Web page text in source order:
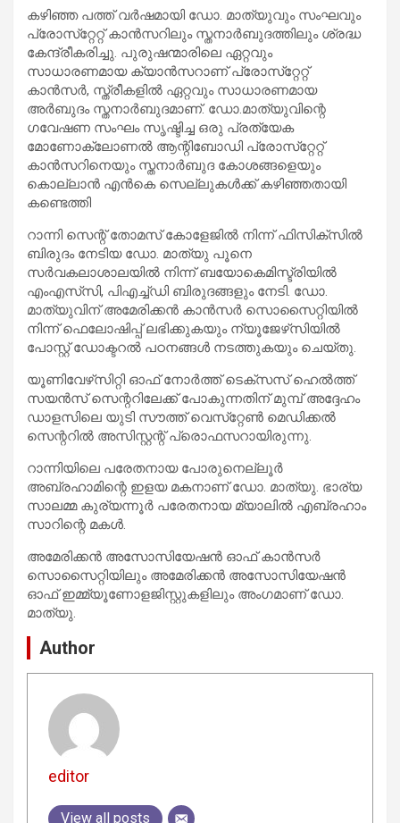
കഴിഞ്ഞ പത്ത് വര്‍ഷമായി ഡോ. മാത്യുവും സംഘവും
പ്രോസ്‌റ്റേറ്റ് കാന്‍സറിലും സ്തനാര്‍ബുദത്തിലും ശ്രദ്ധ
കേന്ദ്രീകരിച്ചു. പുരുഷന്മാരിലെ ഏറ്റവും
സാധാരണമായ ക്യാന്‍സറാണ് പ്രോസ്‌റ്റേറ്റ്
കാന്‍സര്‍, സ്ത്രീകളില്‍ ഏറ്റവും സാധാരണമായ
അര്‍ബുദം സ്തനാര്‍ബുദമാണ്. ഡോ.മാത്യുവിന്റെ
ഗവേഷണ സംഘം സൃഷ്ടിച്ച ഒരു പ്രത്യേക
മോണോക്ലോണല്‍ ആന്റിബോഡി പ്രോസ്‌റ്റേറ്റ്
കാന്‍സറിനെയും സ്തനാര്‍ബുദ കോശങ്ങളെയും
കൊല്ലാന്‍ എന്‍കെ സെല്ലുകള്‍ക്ക് കഴിഞ്ഞതായി
കണ്ടെത്തി
റാന്നി സെന്റ് തോമസ് കോളേജില്‍ നിന്ന് ഫിസിക്‌സില്‍
ബിരുദം നേടിയ ഡോ. മാത്യു പൂനെ
സര്‍വകലാശാലയില്‍ നിന്ന് ബയോകെമിസ്ട്രിയില്‍
എംഎസ്‌സി, പിഎച്ച്ഡി ബിരുദങ്ങളും നേടി. ഡോ.
മാത്യുവിന് അമേരിക്കന്‍ കാന്‍സര്‍ സൊസൈറ്റിയില്‍
നിന്ന് ഫെലോഷിപ്പ് ലഭിക്കുകയും ന്യൂജേഴ്‌സിയില്‍
പോസ്റ്റ് ഡോക്ടറല്‍ പഠനങ്ങള്‍ നടത്തുകയും ചെയ്തു.
യൂണിവേഴ്‌സിറ്റി ഓഫ് നോര്‍ത്ത് ടെക്‌സസ് ഹെല്‍ത്ത്
സയന്‍സ് സെന്ററിലേക്ക് പോകുന്നതിന് മുമ്പ് അദ്ദേഹം
ഡാളസിലെ യുടി സൗത്ത് വെസ്‌റ്റേണ്‍ മെഡിക്കല്‍
സെന്ററില്‍ അസിസ്റ്റന്റ് പ്രൊഫസറായിരുന്നു.
റാന്നിയിലെ പരേതനായ പോരുനെല്ലൂര്‍
അബ്രഹാമിന്റെ ഇളയ മകനാണ് ഡോ. മാത്യു. ഭാര്യ
സാലമ്മ കുര്യന്നൂര്‍ പരേതനായ മ്യാലില്‍ എബ്രഹാം
സാറിന്റെ മകള്‍.
അമേരിക്കന്‍ അസോസിയേഷന്‍ ഓഫ് കാന്‍സര്‍
സൊസൈറ്റിയിലും അമേരിക്കന്‍ അസോസിയേഷന്‍
ഓഫ് ഇമ്മ്യൂണോളജിസ്റ്റുകളിലും അംഗമാണ് ഡോ.
മാത്യു.
Author
editor
View all posts